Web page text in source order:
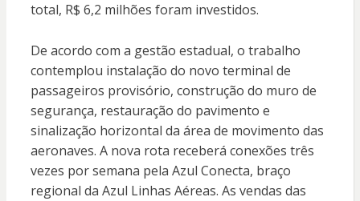
total, R$ 6,2 milhões foram investidos.
De acordo com a gestão estadual, o trabalho
contemplou instalação do novo terminal de
passageiros provisório, construção do muro de
segurança, restauração do pavimento e
sinalização horizontal da área de movimento das
aeronaves. A nova rota receberá conexões três
vezes por semana pela Azul Conecta, braço
regional da Azul Linhas Aéreas. As vendas das